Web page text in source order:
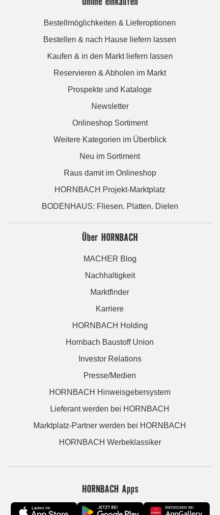
Bestellmöglichkeiten & Lieferoptionen
Bestellen & nach Hause liefern lassen
Kaufen & in den Markt liefern lassen
Reservieren & Abholen im Markt
Prospekte und Kataloge
Newsletter
Onlineshop Sortiment
Weitere Kategorien im Überblick
Neu im Sortiment
Raus damit im Onlineshop
HORNBACH Projekt-Marktplatz
BODENHAUS: Fliesen. Platten. Dielen
Über HORNBACH
MACHER Blog
Nachhaltigkeit
Marktfinder
Karriere
HORNBACH Holding
Hornbach Baustoff Union
Investor Relations
Presse/Medien
HORNBACH Hinweisgebersystem
Lieferant werden bei HORNBACH
Marktplatz-Partner werden bei HORNBACH
HORNBACH Werbeklassiker
HORNBACH Apps